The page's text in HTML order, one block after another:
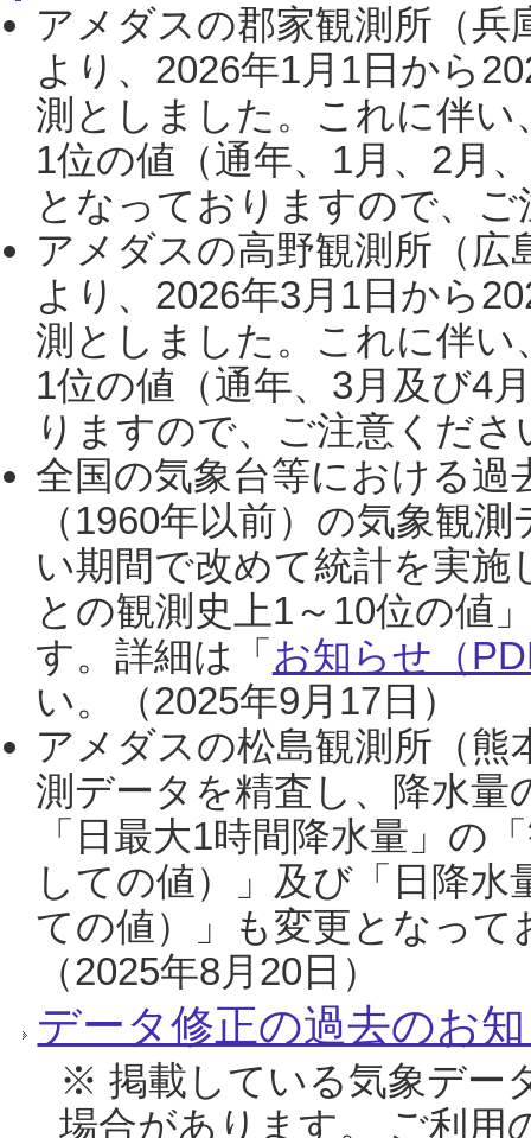
アメダスの郡家観測所（
より、2026年1月1日から
測としました。これに伴い
1位の値（通年、1月、2月
となっておりますので、
アメダスの高野観測所（
より、2026年3月1日から
測としました。これに伴い
1位の値（通年、3月及び4
りますので、ご注意くだ
全国の気象台等における過
（1960年以前）の気象観
い期間で改めて統計を実
との観測史上1～10位の値
す。詳細は「 お知らせ（
い。（2025年9月17日）
アメダスの松島観測所（熊
測データを精査し、降水
「日最大1時間降水量」の
しての値）」及び「日降
ての値）」も変更となっ
（2025年8月20日）
データ修正の過去のお
※ 掲載している気象デー
場合があります。 ご利用